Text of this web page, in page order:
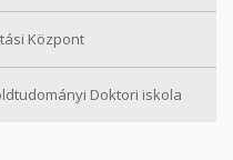
Központ
Doktori iskola